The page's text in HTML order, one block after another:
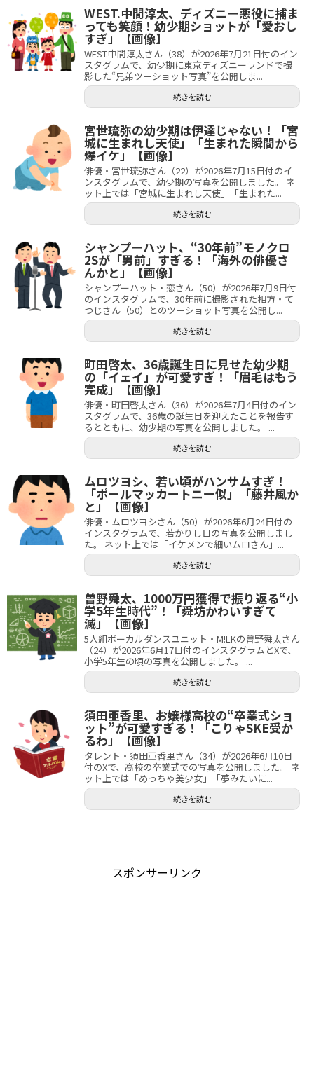
WEST.中間淳太、ディズニー悪役に捕ま
っても笑顔！幼少期ショットが「愛おし
すぎ」【画像】
WEST.中間淳太さん（38）が2026年7月21日付のイン
スタグラムで、幼少期に東京ディズニーランドで撮
影した“兄弟ツーショット写真”を公開しま...
続きを読む
宮世琉弥の幼少期は伊達じゃない！「宮
城に生まれし天使」「生まれた瞬間から
爆イケ」【画像】
俳優・宮世琉弥さん（22）が2026年7月15日付のイ
ンスタグラムで、幼少期の写真を公開しました。 ネ
ット上では「宮城に生まれし天使」「生まれた...
続きを読む
シャンプーハット、“30年前”モノクロ
2Sが「男前」すぎる！「海外の俳優さ
んかと」【画像】
シャンプーハット・恋さん（50）が2026年7月9日付
のインスタグラムで、30年前に撮影された相方・て
つじさん（50）とのツーショット写真を公開し...
続きを読む
町田啓太、36歳誕生日に見せた幼少期
の「イェイ」が可愛すぎ！「眉毛はもう
完成」【画像】
俳優・町田啓太さん（36）が2026年7月4日付のイン
スタグラムで、36歳の誕生日を迎えたことを報告す
るとともに、幼少期の写真を公開しました。 ...
続きを読む
ムロツヨシ、若い頃がハンサムすぎ！
「ポールマッカートニー似」「藤井風か
と」【画像】
俳優・ムロツヨシさん（50）が2026年6月24日付の
インスタグラムで、若かりし日の写真を公開しまし
た。 ネット上では「イケメンで細いムロさん」...
続きを読む
曽野舜太、1000万円獲得で振り返る“小
学5年生時代”！「舜坊かわいすぎて
滅」【画像】
5人組ボーカルダンスユニット・M!LKの曽野舜太さん
（24）が2026年6月17日付のインスタグラムとXで、
小学5年生の頃の写真を公開しました。 ...
続きを読む
須田亜香里、お嬢様高校の“卒業式ショ
ット”が可愛すぎる！「こりゃSKE受か
るわ」【画像】
タレント・須田亜香里さん（34）が2026年6月10日
付のXで、高校の卒業式での写真を公開しました。 ネ
ット上では「めっちゃ美少女」「夢みたいに...
続きを読む
スポンサーリンク